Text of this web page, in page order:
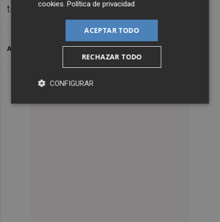
televisiones.
ARCHIVADO EN XIMO P À PUNT
cookies.Política de privacidad
ACEPTAR TODO
RECHAZAR TODO
CONFIGURAR